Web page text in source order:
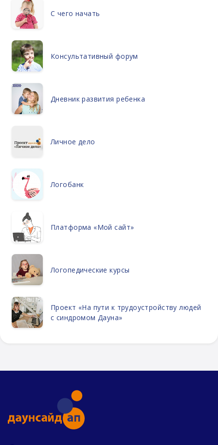
С чего начать
Консультативный форум
Дневник развития ребенка
Личное дело
Логобанк
Платформа «Мой сайт»
Логопедические курсы
Проект «На пути к трудоустройству людей
с синдромом Дауна»